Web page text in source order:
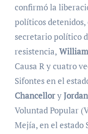
confirmó la
políticos
secretario político
resistencia,
Causa R y cuatro
Sifontes en el
Chancellory
Voluntad Popular
Mejía, en el estado